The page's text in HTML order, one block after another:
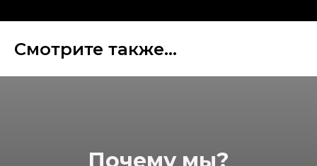
Смотрите также...
Почему мы?